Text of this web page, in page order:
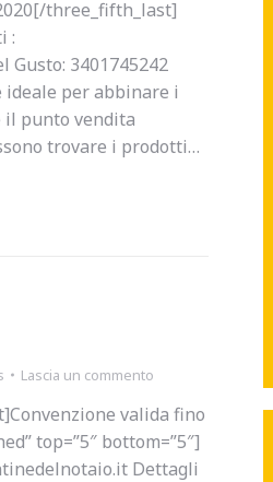
three_fifth_last]
:
Gusto: 3401745242
ideale per abbinare i
il punto vendita
trovare i prodotti…
Lascia un commento
valida fino
top=”5″ bottom=”5″]
Dettagli